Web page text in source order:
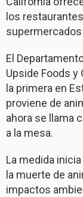
los
supermercados
El
Upside Foods y
la primera en
proviene de
ahora se llama
a la mesa.
La medida
la muerte de
impactos